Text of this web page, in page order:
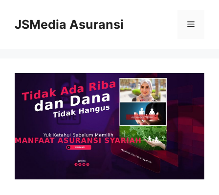
contentJSMedia Asuransi Menu